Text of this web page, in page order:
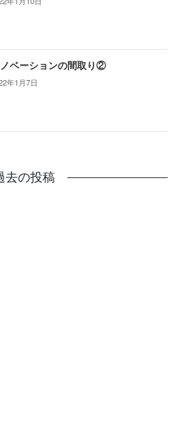
ノベーションの間取り②
年1月7日
去の投稿